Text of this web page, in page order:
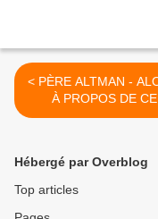
< PÈRE ALTMAN - ALORS.
À PROPOS DE CE
NOUVEAU PAPE
Hébergé par Overblog
Top articles